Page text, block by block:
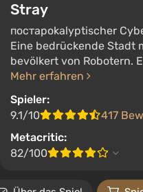
Stray
постapokalyptischer
Eine bedrückende Stadt
bevölkert von Robotern.
Mehr erfahren
Spieler:
9.1/10
417
Metacritic:
82/100